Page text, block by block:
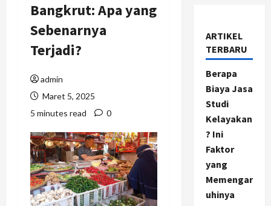
Bangkrut: Apa yang
Sebenarnya
Terjadi?
admin
Maret 5, 2025
5 minutes read
0
ARTIKEL
TERBARU
Berapa
Biaya Jasa
Studi
Kelayakan
? Ini
Faktor
yang
Memengar
uhinya